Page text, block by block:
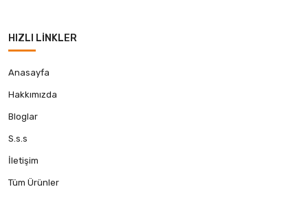
HIZLI LINKLER
Anasayfa
Hakkımızda
Bloglar
S.s.s
İletişim
Tüm Ürünler